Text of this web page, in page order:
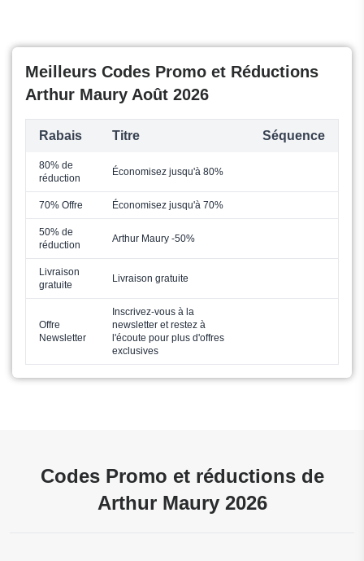
Meilleurs Codes Promo et Réductions
Arthur Maury Août 2026
Rabais Titre Séquence
80% de
réduction
Économisez jusqu'à 80%
70% Offre Économisez jusqu'à 70%
50% de
réduction
Arthur Maury -50%
Livraison
gratuite
Livraison gratuite
Offre
Newsletter
Inscrivez-vous à la
newsletter et restez à
l'écoute pour plus d'offres
exclusives
Codes Promo et réductions de
Arthur Maury 2026